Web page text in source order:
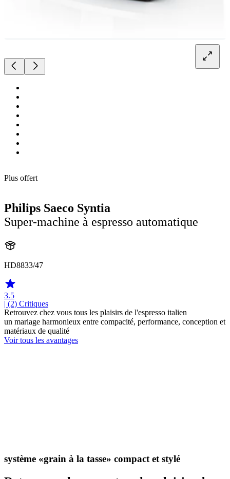
Plus offert
Philips Saeco Syntia
Super-machine à espresso automatique
HD8833/47
3.5
| (2) Critiques
Retrouvez chez vous tous les plaisirs de l'espresso italien
un mariage harmonieux entre compacité, performance, conception et
matériaux de qualité
Voir tous les avantages
système «grain à la tasse» compact et stylé